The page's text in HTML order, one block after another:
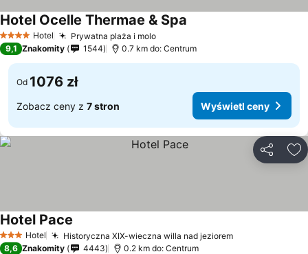
4 KategoriaHotel Prywatna plaża i moloWyświetl ceny
Hotel Ocelle Thermae & Spa
9,1 Znakomity 1544 0.7 km do: Centrum
Od 1076 zł
Zobacz ceny z 7 stron Wyświetl ceny
3 Kategoria
Hotel Historyczna XIX-wieczna willa nad jezioremWyświetl ceny
Hotel Pace
8,6 Znakomity 4443 0.2 km do: Centrum